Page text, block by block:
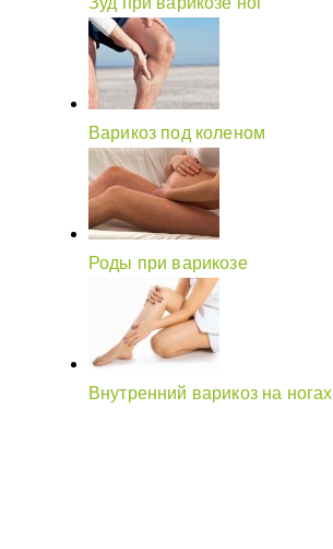
Варикоз под коленом
Роды при варикозе
Внутренний варикоз на ногах